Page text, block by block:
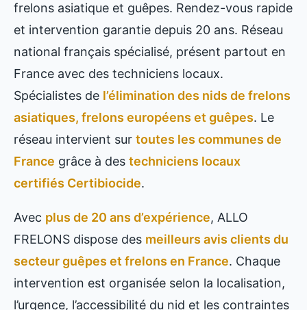
frelons asiatique et guêpes. Rendez-vous rapide
et intervention garantie depuis 20 ans. Réseau
national français spécialisé, présent partout en
France avec des techniciens locaux.
Spécialistes de l’élimination des nids de frelons
asiatiques, frelons européens et guêpes. Le
réseau intervient sur toutes les communes de
France grâce à des techniciens locaux
certifiés Certibiocide.
Avec plus de 20 ans d’expérience, ALLO
FRELONS dispose des meilleurs avis clients du
secteur guêpes et frelons en France. Chaque
intervention est organisée selon la localisation,
l’urgence, l’accessibilité du nid et les contraintes